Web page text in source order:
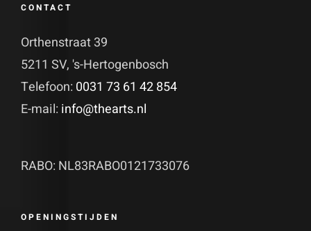
CONTACT
Orthenstraat 39
5211 SV, 's-Hertogenbosch
Telefoon: 0031 73 61 42 854
E-mail: info@thearts.nl
RABO: NL83RABO0121733076
OPENINGSTIJDEN